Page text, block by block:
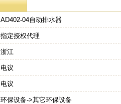
AD402-04自动排水器
指定授权代理
浙江
电议
电议
环保设备->其它环保设备